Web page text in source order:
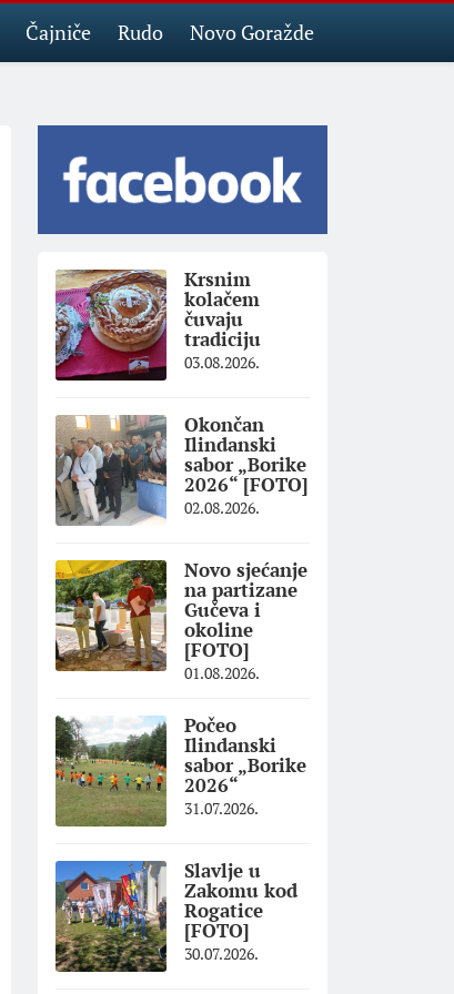
Čajniče Rudo Novo Goražde
Krsnim
kolačem
čuvaju
tradiciju
03.08.2026.
Okončan
Ilindanski
sabor „Borike
2026“ [FOTO]
02.08.2026.
Novo sjećanje
na partizane
Gučeva i
okoline
[FOTO]
01.08.2026.
Počeo
Ilindanski
sabor „Borike
2026“
31.07.2026.
Slavlje u
Zakomu kod
Rogatice
[FOTO]
30.07.2026.